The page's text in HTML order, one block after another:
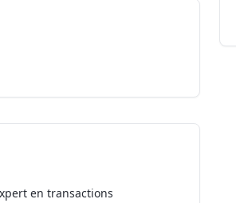
en transactions